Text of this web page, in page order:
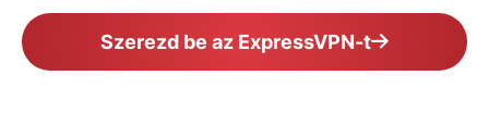
Szerezd be az ExpressVPN-t